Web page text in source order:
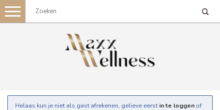
Toggle
navigation
Helaas kun je niet als gast afrekenen, gelieve eerst in te loggen of